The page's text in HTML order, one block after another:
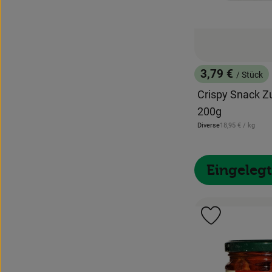
, Preis:
3,79 € / Stück
Crispy Snack
200g
, Herkunft:
Diverse, Referenzpreis:
18,95 € / kg
Produkt